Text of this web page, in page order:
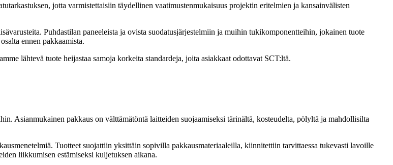
jotta varmistettaisiin täydellinen vaatimustenmukaisuus projektin eritelmien ja kansainvälisten
Puhdastilan paneeleista ja ovista suodatusjärjestelmiin ja muihin tukikomponentteihin, jokainen tuote
ennen pakkaamista.
lähtevä tuote heijastaa samoja korkeita standardeja, joita asiakkaat odottavat SCT:ltä.
Asianmukainen pakkaus on välttämätöntä laitteiden suojaamiseksi tärinältä, kosteudelta, pölyltä ja mahdollisilta
Tuotteet suojattiin yksittäin sopivilla pakkausmateriaaleilla, kiinnitettiin tarvittaessa tukevasti lavoille
liikkumisen estämiseksi kuljetuksen aikana.